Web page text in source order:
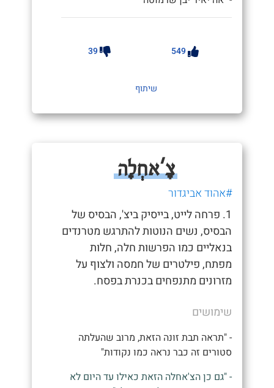
549
39
שיתוף
צָ'אחְלָה
#אהוד אביגדור
1. פרחה לייט, בייסיק ביצ', הבסיס של
הבסיס, נשים הנוטות להתרגש מטרנדים
בנאליים כמו הפרשות חלה, חלות
מפתח, פילטרים של חמסה ולצוף על
מזרונים מתנפחים בכנרת בפסח.
שימושים
- "תראה תבת זונה הזאת, מרוב שהעלתה
סטורים זה כבר נראה כמו נקודות"
- "גם כן הצ'אחלה הזאת כאילו עד היום לא